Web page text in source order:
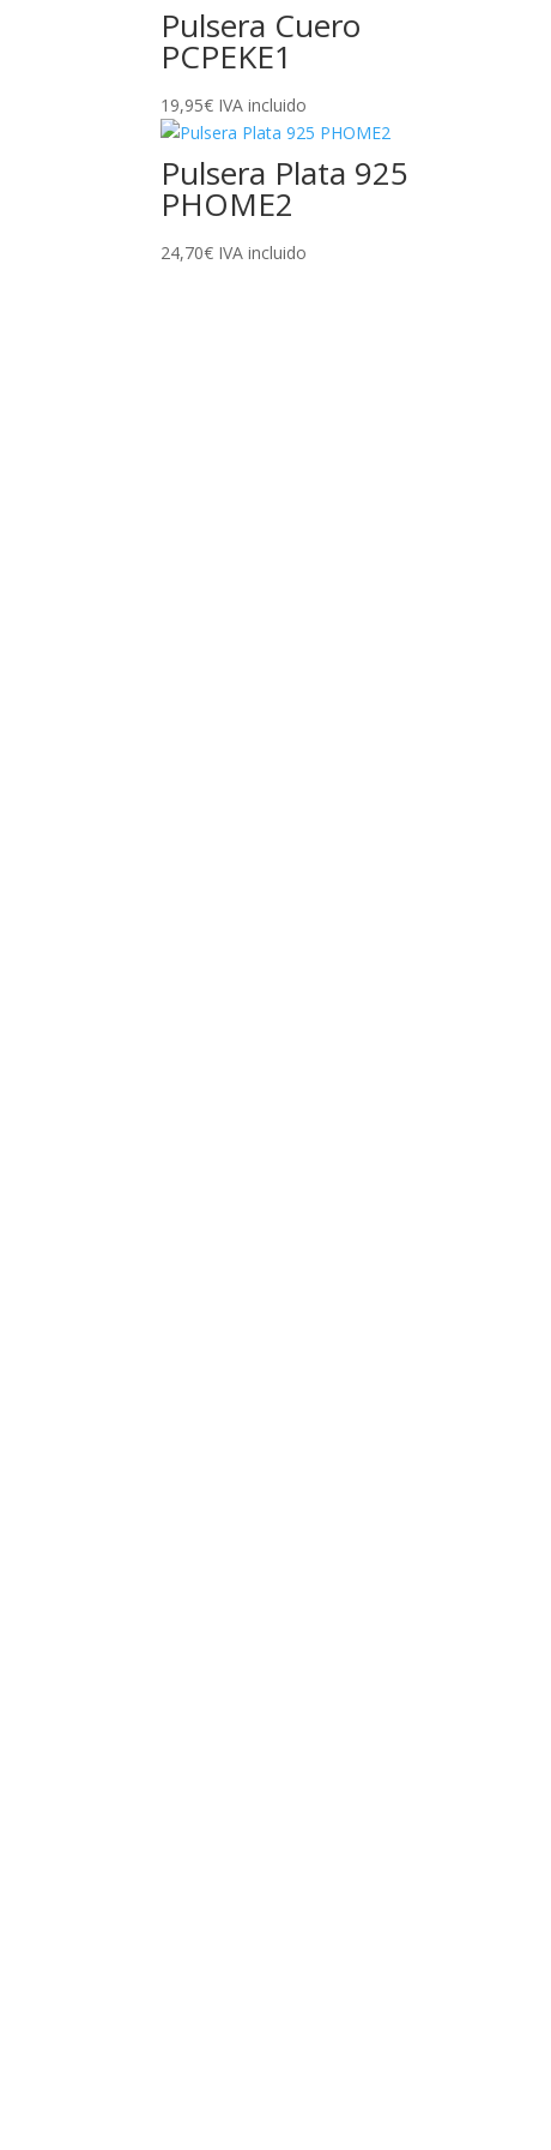
Pulsera Cuero
PCPEKE1
19,95€ IVA incluido
Pulsera Plata 925
PHOME2
24,70€ IVA incluido